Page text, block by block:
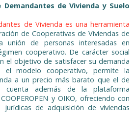
de Vivienda y Suelo
de Vivienda es una herramienta
de Cooperativas de Viviendas de
unión de personas interesadas en
cooperativo. De carácter social
el objetivo de satisfacer su demanda
el modelo cooperativo, permite la
a un precio más barato que el de
cuenta además de la plataforma
y OIKO, ofreciendo con
de adquisición de viviendas